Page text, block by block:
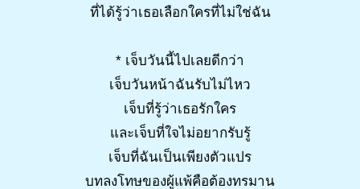
ที่ได้รู้ว่าเธอเลือกใครที่ไม่ใช่ฉัน
* เจ็บวันนี้ไปเลยดีกว่า
เจ็บวันหน้าฉันรับไม่ไหว
เจ็บที่รู้ว่าเธอรักใคร
และเจ็บที่ใจไม่อยากรับรู้
เจ็บที่ฉันเป็นเพียงตัวแปร
บทลงโทษของผู้แพ้คือต้องทรมาน